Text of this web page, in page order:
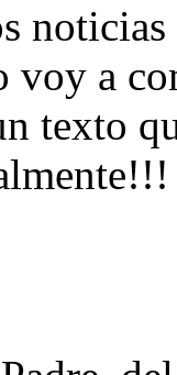
voy a
texto